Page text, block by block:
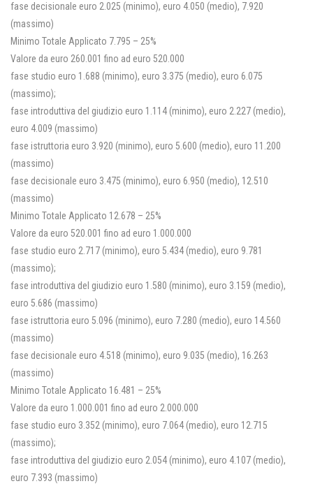
fase decisionale euro 2.025 (minimo), euro 4.050 (medio), 7.920
(massimo)
Minimo Totale Applicato 7.795 – 25%
Valore da euro 260.001 fino ad euro 520.000
fase studio euro 1.688 (minimo), euro 3.375 (medio), euro 6.075
(massimo);
fase introduttiva del giudizio euro 1.114 (minimo), euro 2.227 (medio),
euro 4.009 (massimo)
fase istruttoria euro 3.920 (minimo), euro 5.600 (medio), euro 11.200
(massimo)
fase decisionale euro 3.475 (minimo), euro 6.950 (medio), 12.510
(massimo)
Minimo Totale Applicato 12.678 – 25%
Valore da euro 520.001 fino ad euro 1.000.000
fase studio euro 2.717 (minimo), euro 5.434 (medio), euro 9.781
(massimo);
fase introduttiva del giudizio euro 1.580 (minimo), euro 3.159 (medio),
euro 5.686 (massimo)
fase istruttoria euro 5.096 (minimo), euro 7.280 (medio), euro 14.560
(massimo)
fase decisionale euro 4.518 (minimo), euro 9.035 (medio), 16.263
(massimo)
Minimo Totale Applicato 16.481 – 25%
Valore da euro 1.000.001 fino ad euro 2.000.000
fase studio euro 3.352 (minimo), euro 7.064 (medio), euro 12.715
(massimo);
fase introduttiva del giudizio euro 2.054 (minimo), euro 4.107 (medio),
euro 7.393 (massimo)